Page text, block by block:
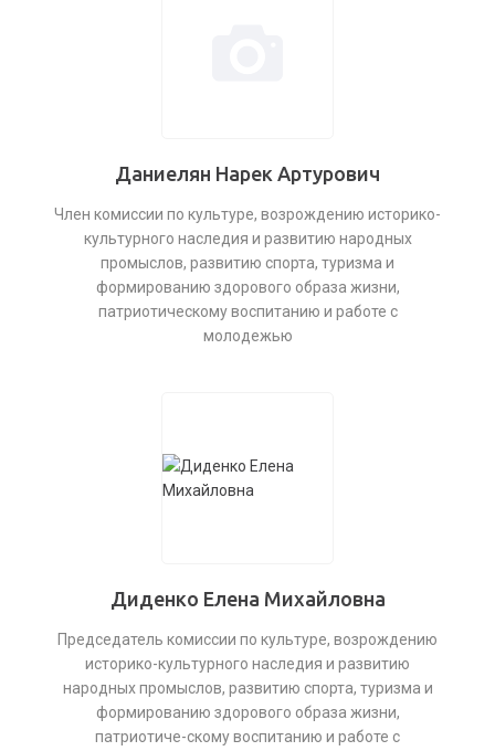
Даниелян Нарек Артурович
Член комиссии по культуре, возрождению историко-
культурного наследия и развитию народных
промыслов, развитию спорта, туризма и
формированию здорового образа жизни,
патриотическому воспитанию и работе с
молодежью
Диденко Елена Михайловна
Председатель комиссии по культуре, возрождению
историко-культурного наследия и развитию
народных промыслов, развитию спорта, туризма и
формированию здорового образа жизни,
патриотиче-скому воспитанию и работе с